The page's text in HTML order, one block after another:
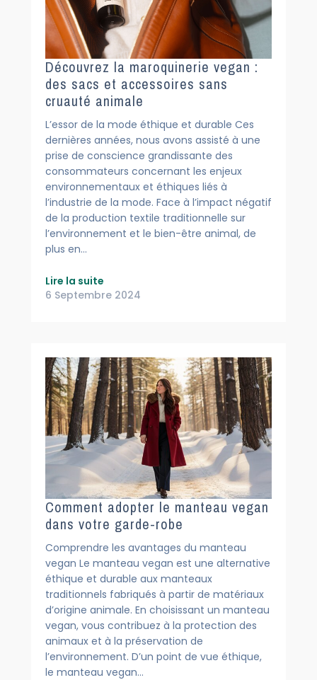
Découvrez la maroquinerie vegan :
des sacs et accessoires sans
cruauté animale
6 Septembre 2024
L’essor de la mode éthique et durable Ces
dernières années, nous avons assisté à une
prise de conscience grandissante des
consommateurs concernant les enjeux
environnementaux et éthiques liés à
l’industrie de la mode. Face à l’impact négatif
de la production textile traditionnelle sur
l’environnement et le bien-être animal, de
plus en…
Lire la suite
Comment adopter le manteau vegan
dans votre garde-robe
Comprendre les avantages du manteau
vegan Le manteau vegan est une alternative
éthique et durable aux manteaux
traditionnels fabriqués à partir de matériaux
d’origine animale. En choisissant un manteau
vegan, vous contribuez à la protection des
animaux et à la préservation de
l’environnement. D’un point de vue éthique,
le manteau vegan…